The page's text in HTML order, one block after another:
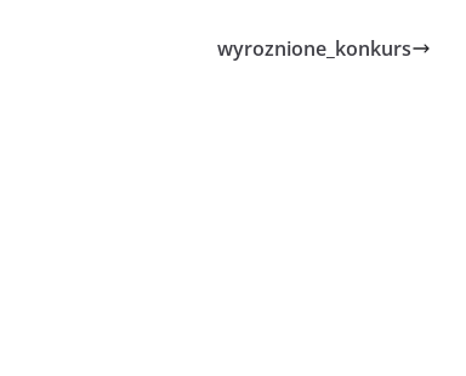
wyroznione_konkurs